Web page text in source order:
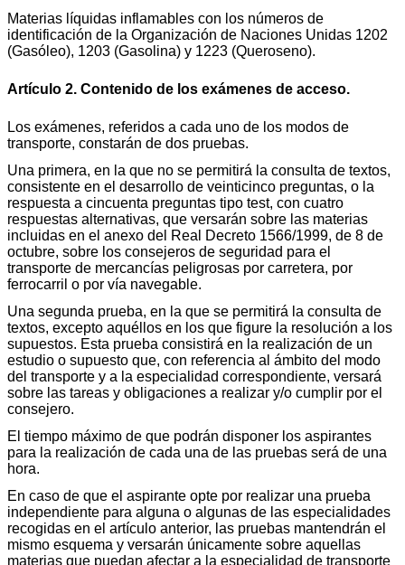
Materias líquidas inflamables con los números de
identificación de la Organización de Naciones Unidas 1202
(Gasóleo), 1203 (Gasolina) y 1223 (Queroseno).
Artículo 2. Contenido de los exámenes de acceso.
Los exámenes, referidos a cada uno de los modos de
transporte, constarán de dos pruebas.
Una primera, en la que no se permitirá la consulta de textos,
consistente en el desarrollo de veinticinco preguntas, o la
respuesta a cincuenta preguntas tipo test, con cuatro
respuestas alternativas, que versarán sobre las materias
incluidas en el anexo del Real Decreto 1566/1999, de 8 de
octubre, sobre los consejeros de seguridad para el
transporte de mercancías peligrosas por carretera, por
ferrocarril o por vía navegable.
Una segunda prueba, en la que se permitirá la consulta de
textos, excepto aquéllos en los que figure la resolución a los
supuestos. Esta prueba consistirá en la realización de un
estudio o supuesto que, con referencia al ámbito del modo
del transporte y a la especialidad correspondiente, versará
sobre las tareas y obligaciones a realizar y/o cumplir por el
consejero.
El tiempo máximo de que podrán disponer los aspirantes
para la realización de cada una de las pruebas será de una
hora.
En caso de que el aspirante opte por realizar una prueba
independiente para alguna o algunas de las especialidades
recogidas en el artículo anterior, las pruebas mantendrán el
mismo esquema y versarán únicamente sobre aquellas
materias que puedan afectar a la especialidad de transporte